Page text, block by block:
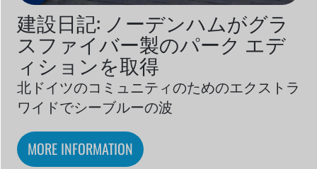
建設日記: ノーデンハムがグラ
スファイバー製のパーク エデ
ィションを取得
北ドイツのコミュニティのためのエクストラ
ワイドでシーブルーの波
MORE INFORMATION